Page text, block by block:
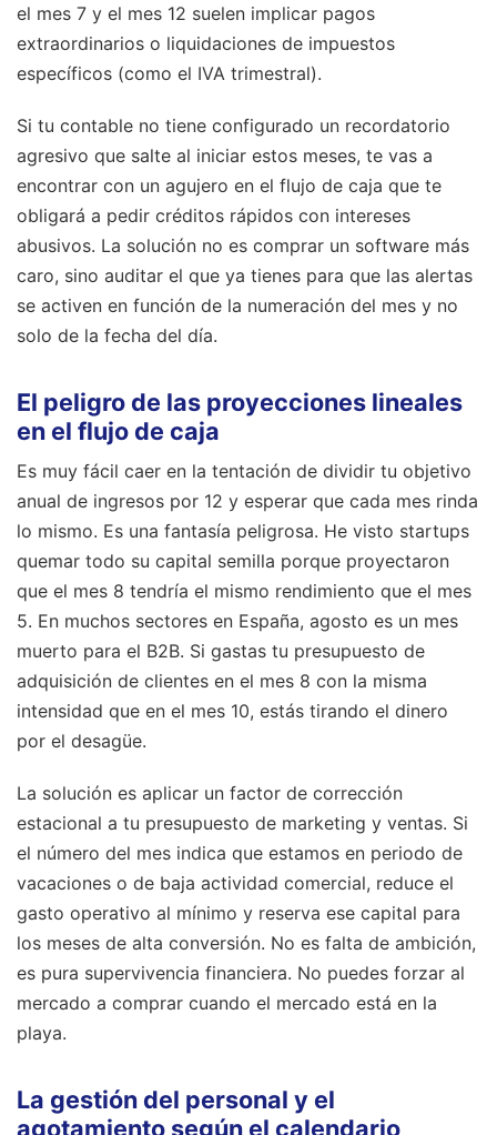
el mes 7 y el mes 12 suelen implicar pagos
extraordinarios o liquidaciones de impuestos
específicos (como el IVA trimestral).
Si tu contable no tiene configurado un recordatorio
agresivo que salte al iniciar estos meses, te vas a
encontrar con un agujero en el flujo de caja que te
obligará a pedir créditos rápidos con intereses
abusivos. La solución no es comprar un software más
caro, sino auditar el que ya tienes para que las alertas
se activen en función de la numeración del mes y no
solo de la fecha del día.
El peligro de las proyecciones lineales
en el flujo de caja
Es muy fácil caer en la tentación de dividir tu objetivo
anual de ingresos por 12 y esperar que cada mes rinda
lo mismo. Es una fantasía peligrosa. He visto startups
quemar todo su capital semilla porque proyectaron
que el mes 8 tendría el mismo rendimiento que el mes
5. En muchos sectores en España, agosto es un mes
muerto para el B2B. Si gastas tu presupuesto de
adquisición de clientes en el mes 8 con la misma
intensidad que en el mes 10, estás tirando el dinero
por el desagüe.
La solución es aplicar un factor de corrección
estacional a tu presupuesto de marketing y ventas. Si
el número del mes indica que estamos en periodo de
vacaciones o de baja actividad comercial, reduce el
gasto operativo al mínimo y reserva ese capital para
los meses de alta conversión. No es falta de ambición,
es pura supervivencia financiera. No puedes forzar al
mercado a comprar cuando el mercado está en la
playa.
La gestión del personal y el
agotamiento según el calendario